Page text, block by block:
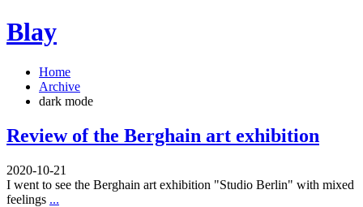
Blay
Home
Archive
dark mode
Review of the Berghain art exhibition
2020-10-21
I went to see the Berghain art exhibition "Studio Berlin" with mixed
feelings ...